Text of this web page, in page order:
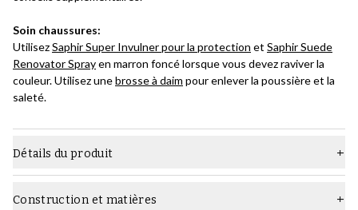
Soin chaussures:
UtilisezSaphir Super Invulner pour la protection et Saphir Suede
Renovator Sprayen marron foncé lorsque vous devez raviver la
couleur. Utilisez unebrosse à daim pour enlever la poussière et la
saleté.
Détails du produit
Construction et matières